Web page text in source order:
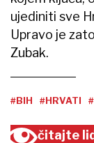
ujediniti sve
Upravo je
Zubak.
#BIH #HRVATI
čitajte